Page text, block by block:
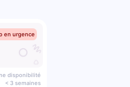
en urgence
disponibilité
< 3 semaines